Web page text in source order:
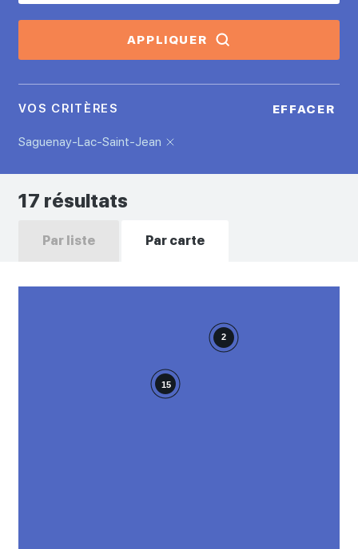
APPLIQUER
VOS CRITÈRES EFFACER
Saguenay-Lac-Saint-Jean
17 résultats
Par liste Par carte
15
2